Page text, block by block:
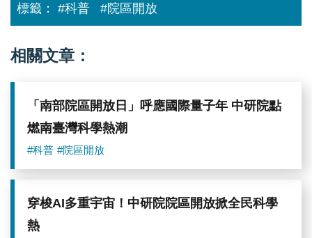
供
標籤： #科普 #院區開放
相關文章：
「南部院區開放日」呼應國際量子年 中研院點
燃南臺灣科學熱潮
#科普 #院區開放
穿梭AI多重宇宙！中研院院區開放掀全民科學
熱